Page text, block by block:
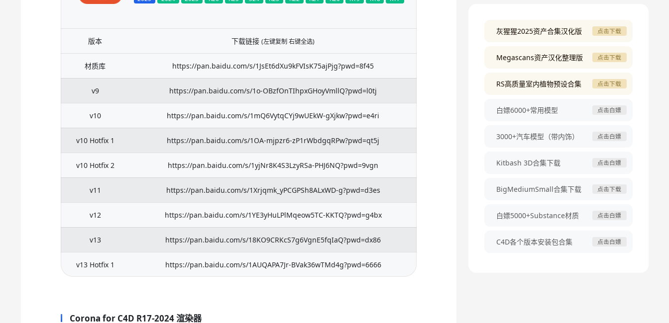
版本 下载链接 (左键复制 右键全选)
材质库 https://pan.baidu.com/s/1JsEt6dXu9kFVIsK75ajPjg?pwd=8f45
v9 https://pan.baidu.com/s/1o-OBzfOnTIhpxGHoyVmllQ?pwd=l0tj
v10 https://pan.baidu.com/s/1mQ6VytqCYj9wUEkW-gXjkw?pwd=e4ri
v10 Hotfix 1 https://pan.baidu.com/s/1OA-mjpzr6-zP1rWbdgqRPw?pwd=qt5j
v10 Hotfix 2 https://pan.baidu.com/s/1yjNr8K4S3LzyRSa-PHJ6NQ?pwd=9vgn
v11 https://pan.baidu.com/s/1Xrjqmk_yPCGPSh8ALxWD-g?pwd=d3es
v12 https://pan.baidu.com/s/1YE3yHuLPlMqeow5TC-KKTQ?pwd=g4bx
v13 https://pan.baidu.com/s/18KO9CRKcS7g6VgnE5fqIaQ?pwd=dx86
v13 Hotfix 1 https://pan.baidu.com/s/1AUQAPA7Jr-BVak36wTMd4g?pwd=6666
Corona for C4D R17-2024 渲染器
灰猩猩2025资产合集汉化版 点击下载
Megascans资产汉化整理版 点击下载
RS高质量室内植物预设合集 点击下载
白嫖6000+常用模型 点击白嫖
3000+汽车模型（带内饰） 点击白嫖
Kitbash 3D合集下载 点击白嫖
BigMediumSmall合集下载 点击下载
白嫖5000+Substance材质 点击白嫖
C4D各个版本安装包合集 点击白嫖